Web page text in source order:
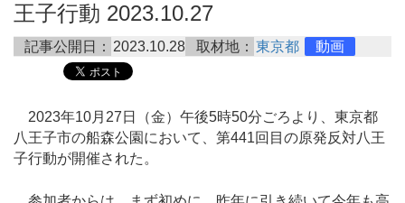
王子行動 2023.10.27
記事公開日： 2023.10.28 取材地： 東京都 動画
2023年10月27日（金）午後5時50分ごろより、東京都
八王子市の船森公園において、第441回目の原発反対八王
子行動が開催された。